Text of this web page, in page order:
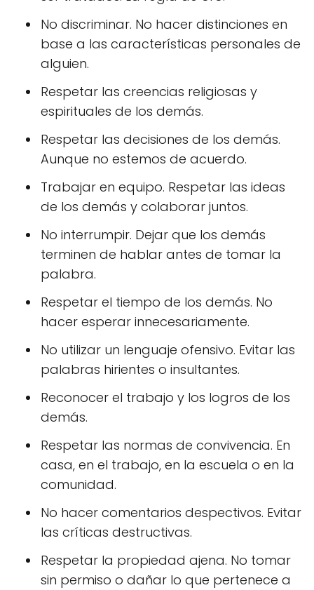
No discriminar. No hacer distinciones en
base a las características personales de
alguien.
Respetar las creencias religiosas y
espirituales de los demás.
Respetar las decisiones de los demás.
Aunque no estemos de acuerdo.
Trabajar en equipo. Respetar las ideas
de los demás y colaborar juntos.
No interrumpir. Dejar que los demás
terminen de hablar antes de tomar la
palabra.
Respetar el tiempo de los demás. No
hacer esperar innecesariamente.
No utilizar un lenguaje ofensivo. Evitar las
palabras hirientes o insultantes.
Reconocer el trabajo y los logros de los
demás.
Respetar las normas de convivencia. En
casa, en el trabajo, en la escuela o en la
comunidad.
No hacer comentarios despectivos. Evitar
las críticas destructivas.
Respetar la propiedad ajena. No tomar
sin permiso o dañar lo que pertenece a